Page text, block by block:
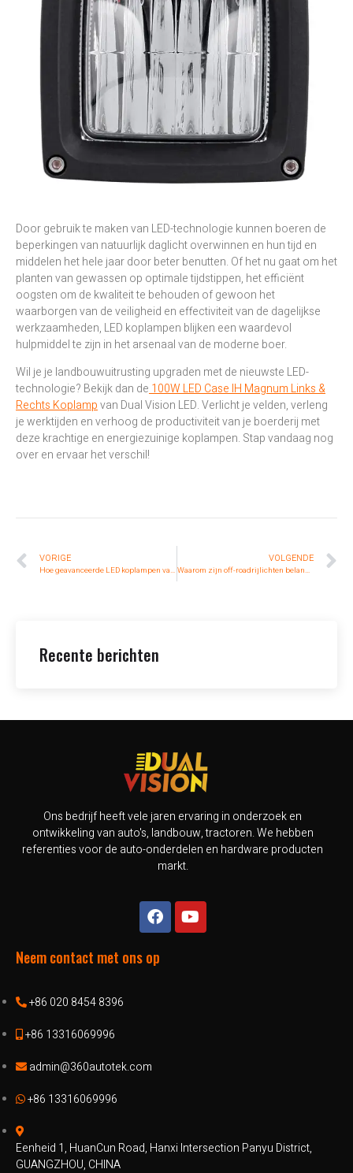
Door gebruik te maken van LED-technologie kunnen boeren de
beperkingen van natuurlijk daglicht overwinnen en hun tijd en
middelen het hele jaar door beter benutten. Of het nu gaat om het
planten van gewassen op optimale tijdstippen, het efficiënt
oogsten om de kwaliteit te behouden of gewoon het
waarborgen van de veiligheid en effectiviteit van de dagelijkse
werkzaamheden, LED koplampen blijken een waardevol
hulpmiddel te zijn in het arsenaal van de moderne boer.
Wil je je landbouwuitrusting upgraden met de nieuwste LED-
technologie? Bekijk dan de 100W LED Case IH Magnum Links &
Rechts Koplampvan Dual Vision LED. Verlicht je velden, verleng
je werktijden en verhoog de productiviteit van je boerderij met
deze krachtige en energiezuinige koplampen. Stap vandaag nog
over en ervaar het verschil!
VORIGE
Hoe geavanceerde LED koplampen van tractoren de nachtelijke landbouw in Amerika transformeren
VOLGENDE
Waarom zijn off-roadrijlichten belangrijk?
Recente berichten
Ons bedrijf heeft vele jaren ervaring in onderzoek en
ontwikkeling van auto's, landbouw, tractoren. We hebben
referenties voor de auto-onderdelen en hardware producten
markt.
Neem contact met ons op
+86 020 8454 8396
+86 13316069996
admin@360autotek.com
+86 13316069996
Eenheid 1, HuanCun Road, Hanxi Intersection Panyu District,
GUANGZHOU, CHINA